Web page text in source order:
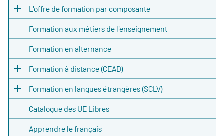
L'offre de formation par composante
Formation aux métiers de l'enseignement
Formation en alternance
Formation à distance (CEAD)
Formation en langues étrangères (SCLV)
Catalogue des UE Libres
Apprendre le français